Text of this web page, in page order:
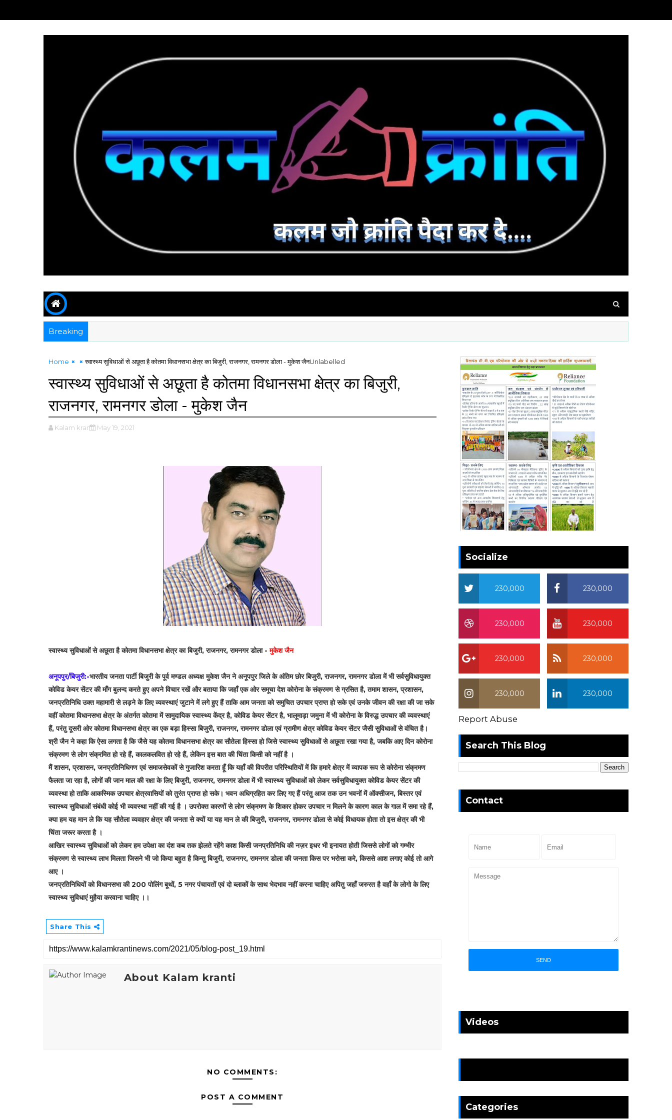
Breaking
Home Unlabelled
स्वास्थ्य सुविधाओं से अछूता है कोतमा विधानसभा क्षेत्र का बिजुरी, राजनगर, रामनगर डोला - मुकेश जैन
स्वास्थ्य सुविधाओं से अछूता है कोतमा विधानसभा क्षेत्र का बिजुरी,
राजनगर, रामनगर डोला - मुकेश जैन
Kalam kranti May 19, 2021
स्वास्थ्य सुविधाओं से अछूता है कोतमा विधानसभा क्षेत्र का बिजुरी, राजनगर, रामनगर डोला -मुकेश जैन
अनूपपुर/बिजुरी:-भारतीय जनता पार्टी बिजुरी के पूर्व मण्डल अध्यक्ष मुकेश जैन ने अनूपपुर जिले के अंतिम छोर बिजुरी, राजनगर, रामनगर डोला में भी सर्वसुविधायुक्त
कोविड केयर सेंटर की माँग बुलन्द करते हुए अपने विचार रखें और बताया कि जहाँ एक ओर समूचा देश कोरोना के संक्रमण से ग्रसित है, तमाम शासन, प्रशासन,
जनप्रतिनिधि उक्त महामारी से लड़ने के लिए व्यवस्थाएं जुटाने में लगे हुए हैं ताकि आम जनता को समुचित उपचार प्राप्त हो सके एवं उनके जीवन की रक्षा की जा सके
वहीं कोतमा विधानसभा क्षेत्र के अंतर्गत कोतमा में सामुदायिक स्वास्थ्य केंद्र है, कोविड केयर सेंटर है, भालूमाड़ा जमुना में भी कोरोना के विरुद्ध उपचार की व्यवस्थाएं
हैं, परंतु दूसरी ओर कोतमा विधानसभा क्षेत्र का एक बड़ा हिस्सा बिजुरी, राजनगर, रामनगर डोला एवं ग्रामीण क्षेत्र कोविड केयर सेंटर जैसी सुविधाओं से वंचित है।
श्री जैन ने कहा कि ऐसा लगता है कि जैसे यह कोतमा विधानसभा क्षेत्र का सौतेला हिस्सा हो जिसे स्वास्थ्य सुविधाओं से अछूता रखा गया है, जबकि आए दिन कोरोना
संक्रमण से लोग संक्रमित हो रहे हैं, कालकलवित हो रहे हैं, लेकिन इस बात की चिंता किसी को नहीं है ।
मैं शासन, प्रशासन, जनप्रतिनिधिगण एवं समाजसेवकों से गुजारिश करता हूँ कि यहाँ की विपरीत परिस्थितियों में कि हमारे क्षेत्र में व्यापक रूप से कोरोना संक्रमण
फैलता जा रहा है, लोगों की जान माल की रक्षा के लिए बिजुरी, राजनगर, रामनगर डोला में भी स्वास्थ्य सुविधाओं को लेकर सर्वसुविधायुक्त कोविड केयर सेंटर की
व्यवस्था हो ताकि आकस्मिक उपचार क्षेत्रवासियों को तुरंत प्राप्त हो सके। भवन अधिग्रहित कर लिए गए हैं परंतु आज तक उन भवनों में ऑक्सीजन, बिस्तर एवं
स्वास्थ्य सुविधाओं संबंधी कोई भी व्यवस्था नहीं की गई है । उपरोक्त कारणों से लोग संक्रमण के शिकार होकर उपचार न मिलने के कारण काल के गाल में समा रहे हैं,
क्या हम यह मान ले कि यह सौतेला व्यवहार क्षेत्र की जनता से क्यों या यह मान ले की बिजुरी, राजनगर, रामनगर डोला से कोई विधायक होता तो इस क्षेत्र की भी
चिंता जरूर करता है ।
आखिर स्वास्थ्य सुविधाओं को लेकर हम उपेक्षा का दंश कब तक झेलते रहेंगे काश किसी जनप्रतिनिधि की नज़र इधर भी इनायत होती जिससे लोगों को गम्भीर
संक्रमण से स्वास्थ्य लाभ मिलता जिसने भी जो किया बहुत है किन्तु बिजुरी, राजनगर, रामनगर डोला की जनता किस पर भरोसा करे, किससे आश लगाए कोई तो आगे
आए ।
जनप्रतिनिधियों को विधानसभा की 200 पोलिंग बूथों, 5 नगर पंचायतों एवं दो ब्लाकों के साथ भेदभाव नहीं करना चाहिए अपितु जहाँ जरुरत है वहाँ के लोगो के लिए
स्वास्थ्य सुविधाएं मुहैया करवाना चाहिए ।।
Share This
About Kalam kranti
NO COMMENTS:
POST A COMMENT
Socialize
230,000
230,000
230,000
230,000
230,000
230,000
230,000
230,000
Report Abuse
Search This Blog
Contact
Videos
Categories